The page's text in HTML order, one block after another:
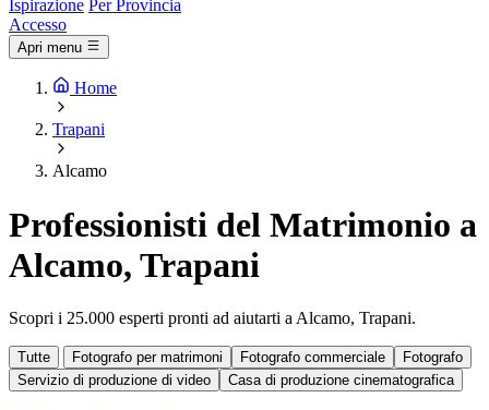
Ispirazione Per Provincia
Accesso
Apri menu
Home
Trapani
Alcamo
Professionisti del Matrimonio a
Alcamo, Trapani
Scopri i 25.000 esperti pronti ad aiutarti a Alcamo, Trapani.
Tutte Fotografo per matrimoni Fotografo commerciale
Fotografo
Servizio di produzione di video
Casa di produzione cinematografica